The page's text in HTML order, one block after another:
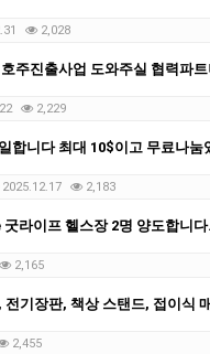
2,028
주진출사업 도와주실 협력파트너
2,229
대 10$이고 무료나눔있습니다. 쉐어하시는 분들 필요한 물건
2025.12.17 2,183
라이프 헬스장 2명 양도합니다.
2,165
, 책상 스탠드, 접이식 매트리스, 샤오미멀티탭 저렴하게 판매
2,455